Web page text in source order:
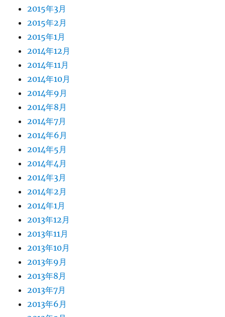
2015年3月
2015年2月
2015年1月
2014年12月
2014年11月
2014年10月
2014年9月
2014年8月
2014年7月
2014年6月
2014年5月
2014年4月
2014年3月
2014年2月
2014年1月
2013年12月
2013年11月
2013年10月
2013年9月
2013年8月
2013年7月
2013年6月